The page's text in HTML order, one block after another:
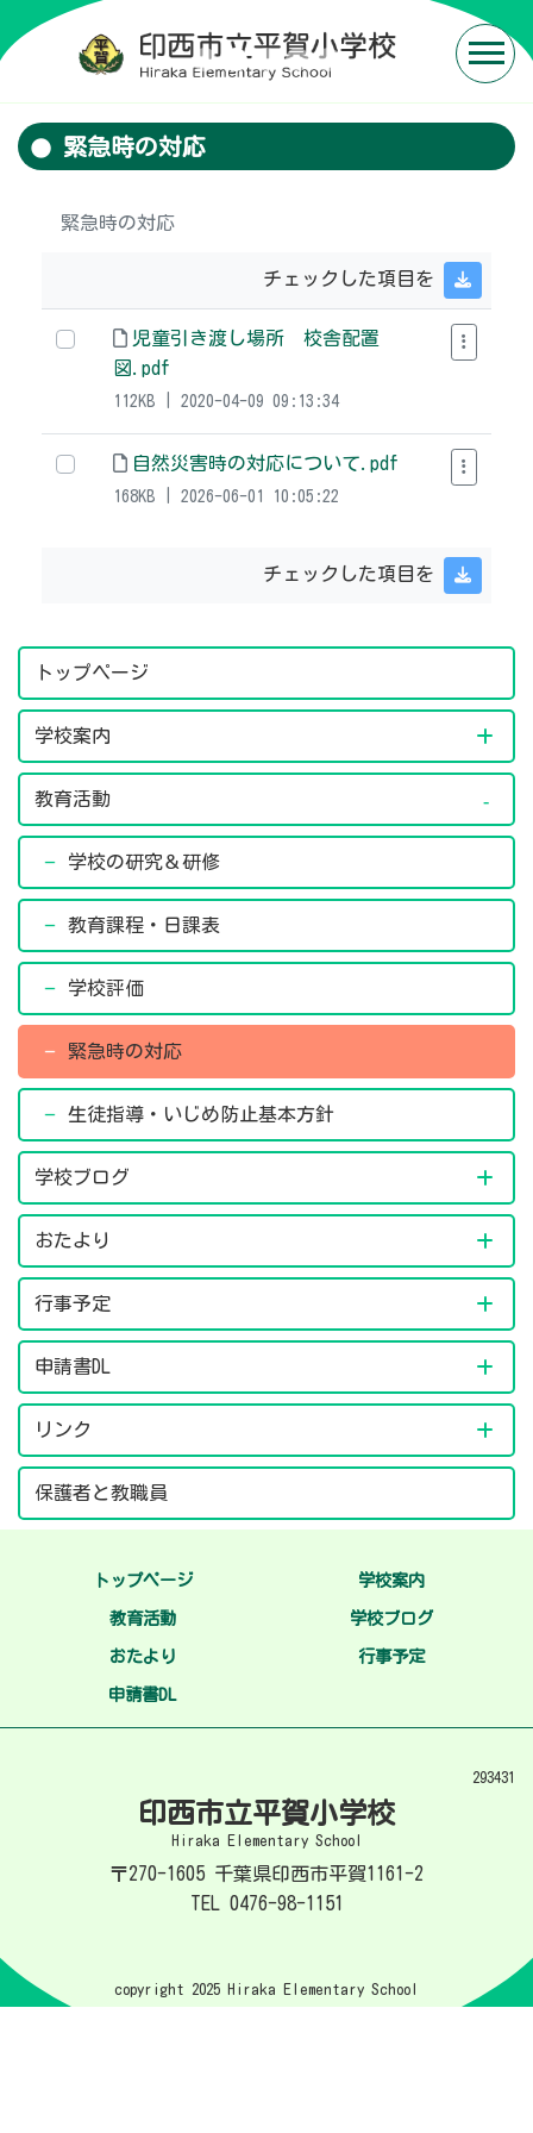
トップページ
学校案内
教育活動
学校の研究＆研修
教育課程・日課表
学校評価
緊急時の対応
生徒指導・いじめ防止基本方針
学校ブログ
おたより
行事予定
申請書DL
リンク
保護者と教職員
緊急時の対応
緊急時の対応
チェックした項目を
児童引き渡し場所 校舎配置
図.pdf
112KB | 2020-04-09 09:13:34
自然災害時の対応について.pdf
168KB | 2026-06-01 10:05:22
チェックした項目を
トップページ 学校案内
教育活動 学校ブログ
おたより 行事予定
申請書DL
293431
印西市立平賀小学校
Hiraka Elementary School
〒270-1605 千葉県印西市平賀1161-2
TEL 0476-98-1151
copyright 2025 Hiraka Elementary School